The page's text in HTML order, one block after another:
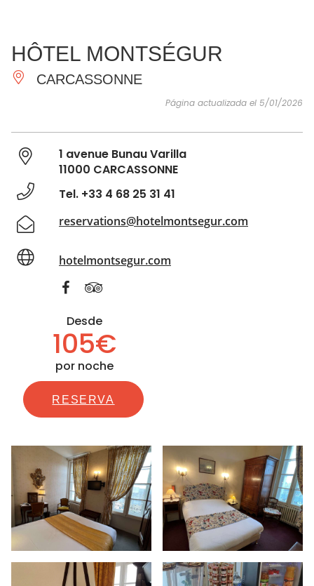
IMPRESCINDIBLES
HACER
INSPIRACIONES
HÔTEL MONTSÉGUR
CARCASSONNE
Página actualizada el 5/01/2026
1 avenue Bunau Varilla
11000 CARCASSONNE
Tel. +33 4 68 25 31 41
reservations@hotelmontsegur.com
hotelmontsegur.com
Desde
105€
por noche
RESERVA